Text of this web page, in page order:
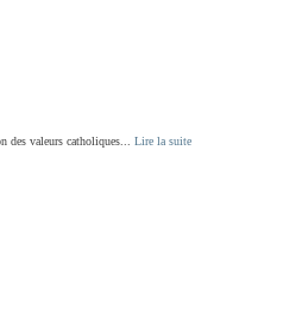
valeurs catholiques... Lire la suite